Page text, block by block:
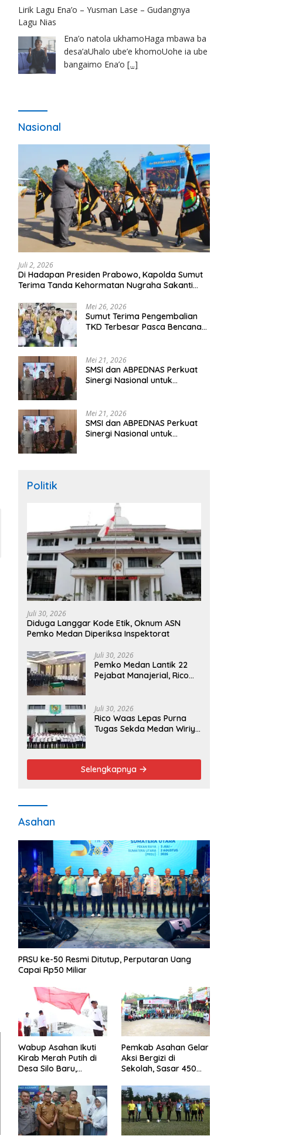
Lirik Lagu Ena’o – Yusman Lase – Gudangnya
Lagu Nias
Ena’o natola ukhamoHaga mbawa ba
desa’aUhalo ube’e khomoUohe ia ube
bangaimo Ena’o[...]
Nasional
Juli 2, 2026
Di Hadapan Presiden Prabowo, Kapolda Sumut
Terima Tanda Kehormatan Nugraha Sakanti
Mei 26, 2026
Sumut Terima Pengembalian
TKD Terbesar Pasca Bencana
Mei 21, 2026
SMSI dan ABPEDNAS Perkuat
Sinergi Nasional untuk
Mei 21, 2026
SMSI dan ABPEDNAS Perkuat
Sinergi Nasional untuk
Politik
Juli 30, 2026
Diduga Langgar Kode Etik, Oknum ASN
Pemko Medan Diperiksa Inspektorat
Juli 30, 2026
Pemko Medan Lantik 22
Pejabat Manajerial, Rico
Transparan
Juli 30, 2026
Rico Waas Lepas Purna
Tugas Sekda Medan Wiriya
Berakhir
Selengkapnya
Asahan
PRSU ke-50 Resmi Ditutup, Perputaran Uang
Capai Rp50 Miliar
Wabup Asahan Ikuti
Kirab Merah Putih di
Desa Silo Baru,
Menggema
Pemkab Asahan Gelar
Aksi Bergizi di
Sekolah, Sasar 450
Stunting